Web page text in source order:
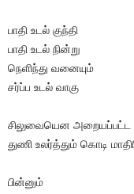
பாதி உடல் குந்தி
பாதி உடல் நின்று
நெளிந்து வனையும்
சர்ப்ப உடல் வாகு
சிலுவையென அறையப்பட்ட
துணி உலர்த்தும் கொடி
பின்னும்